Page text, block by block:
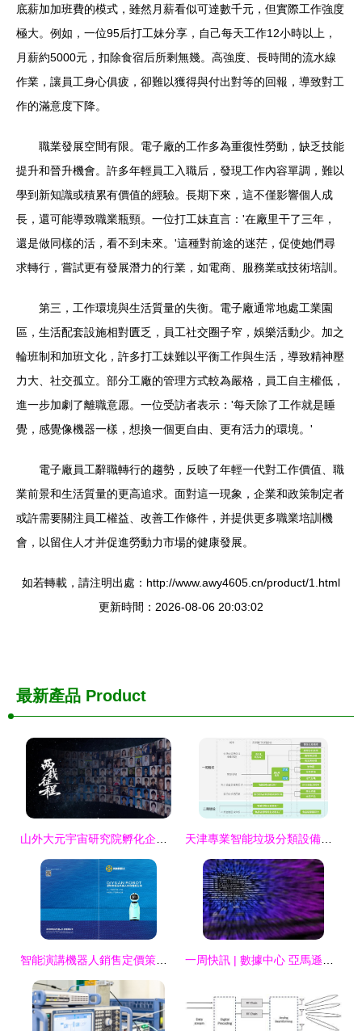
底薪加加班費的模式，雖然月薪看似可達數千元，但實際工作強度
極大。例如，一位95后打工妹分享，自己每天工作12小時以上，
月薪約5000元，扣除食宿后所剩無幾。高強度、長時間的流水線
作業，讓員工身心俱疲，卻難以獲得與付出對等的回報，導致對工
作的滿意度下降。
職業發展空間有限。電子廠的工作多為重復性勞動，缺乏技能
提升和晉升機會。許多年輕員工入職后，發現工作內容單調，難以
學到新知識或積累有價值的經驗。長期下來，這不僅影響個人成
長，還可能導致職業瓶頸。一位打工妹直言：'在廠里干了三年，
還是做同樣的活，看不到未來。'這種對前途的迷茫，促使她們尋
求轉行，嘗試更有發展潛力的行業，如電商、服務業或技術培訓。
第三，工作環境與生活質量的失衡。電子廠通常地處工業園
區，生活配套設施相對匱乏，員工社交圈子窄，娛樂活動少。加之
輪班制和加班文化，許多打工妹難以平衡工作與生活，導致精神壓
力大、社交孤立。部分工廠的管理方式較為嚴格，員工自主權低，
進一步加劇了離職意愿。一位受訪者表示：'每天除了工作就是睡
覺，感覺像機器一樣，想換一個更自由、更有活力的環境。'
電子廠員工辭職轉行的趨勢，反映了年輕一代對工作價值、職
業前景和生活質量的更高追求。面對這一現象，企業和政策制定者
或許需要關注員工權益、改善工作條件，并提供更多職業培訓機
會，以留住人才并促進勞動力市場的健康發展。
如若轉載，請注明出處：http://www.awy4605.cn/product/1.html
更新時間：2026-08-06 20:03:02
最新產品 Product